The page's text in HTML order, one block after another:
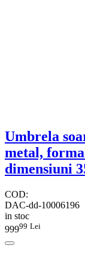
Umbrela
metal,
dimensiuni
COD:
DAC-dd-10006196
in stoc
99999 Lei